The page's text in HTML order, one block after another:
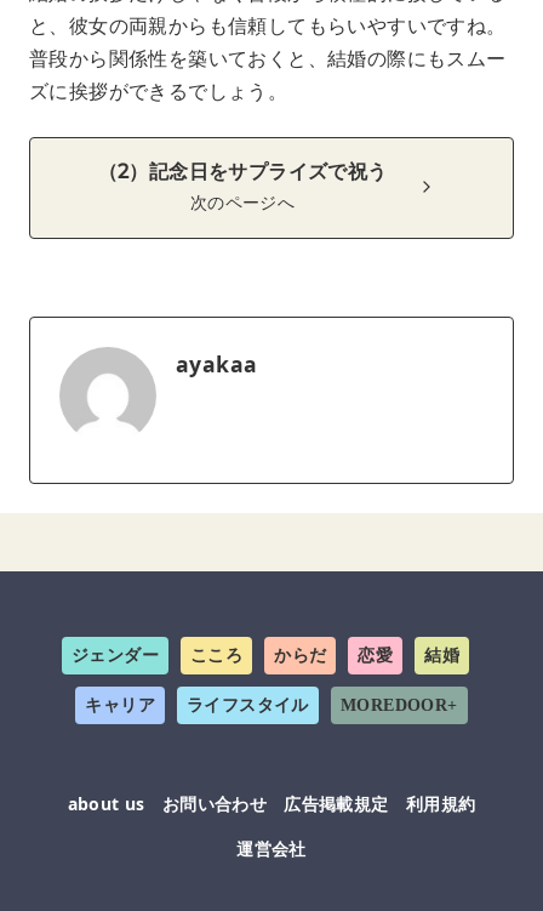
と、彼女の両親からも信頼してもらいやすいですね。
普段から関係性を築いておくと、結婚の際にもスムー
ズに挨拶ができるでしょう。
（2）記念日をサプライズで祝う
次のページへ
ayakaa
ジェンダー こころ からだ 恋愛 結婚
キャリア ライフスタイル MOREDOOR+
about us お問い合わせ 広告掲載規定
利用規約
運営会社